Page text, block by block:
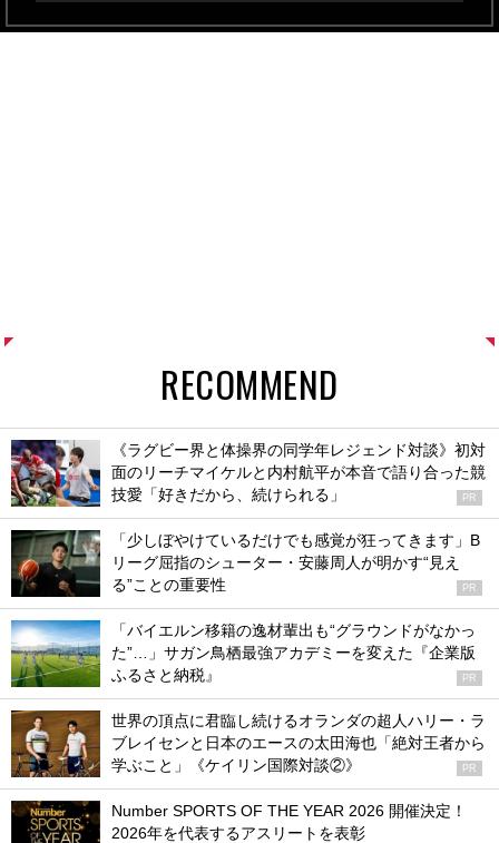
RECOMMEND
《ラグビー界と体操界の同学年レジェンド対談》初対
面のリーチマイケルと内村航平が本音で語り合った競
技愛「好きだから、続けられる」
PR
「少しぼやけているだけでも感覚が狂ってきます」B
リーグ屈指のシューター・安藤周人が明かす“見え
る”ことの重要性
PR
「バイエルン移籍の逸材輩出も“グラウンドがなかっ
た”…」サガン鳥栖最強アカデミーを変えた『企業版
ふるさと納税』
PR
世界の頂点に君臨し続けるオランダの超人ハリー・ラ
ブレイセンと日本のエースの太田海也「絶対王者から
学ぶこと」《ケイリン国際対談②》
PR
Number SPORTS OF THE YEAR 2026 開催決定！
2026年を代表するアスリートを表彰